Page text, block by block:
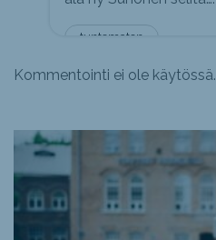
tuntematon
Kommentointi ei ole käytössä.